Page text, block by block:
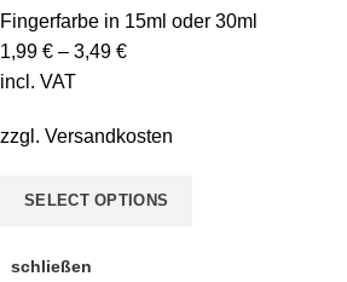
Fingerfarbe in 15ml oder 30ml
1,99 € – 3,49 €
incl. VAT
zzgl. Versandkosten
SELECT OPTIONS
schließen